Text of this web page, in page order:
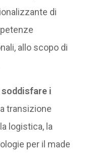
di
allo scopo di
soddisfare i
transizione
logistica, la
per il made